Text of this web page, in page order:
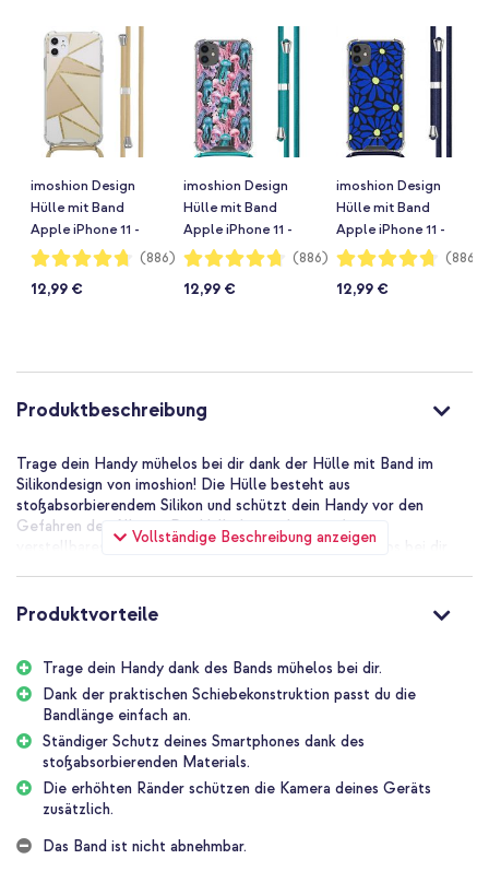
imoshion Design
Hülle mit Band
Apple iPhone 11 -
Beige Graphic
Bewertung:
94%
(886)
12,99 €
imoshion Design
Hülle mit Band
Apple iPhone 11 -
Jellyfish
Bewertung:
94%
(886)
12,99 €
imoshion Design
Hülle mit Band
Apple iPhone 11 -
Cobalt Blue Flowers
Bewertung:
94%
(886)
12,99 €
Produktbeschreibung
Vollständige Beschreibung anzeigen
Trage dein Handy mühelos bei dir dank der Hülle mit Band im
Silikondesign von imoshion! Die Hülle besteht aus
stoßabsorbierendem Silikon und schützt dein Handy vor den
Gefahren des Alltags. Die Hülle hat zudem ein festes
verstellbares Band. Damit trägst du dein Handy mühelos bei dir
besteht aus weichem festem Material. Damit trägst du dein Handy
komfortabel, ohne dass es dir weh tut. Mit der praktischen
Schiebekonstruktion passt du die Bandlänge einfach an. Mach das
Band lang, wenn du es quer über der Brust tragen willst, oder kurz,
wenn du es lieber ums Handgelenk trägst.
Stilvolles Design
Wenn du auf einem Festival tanzt, einen Tag am Strand genießt
oder die Hülle trägst, während du zu Hause beschäftigt bist:
Trage dein Smartphone als Accessoire, das sich sehen lassen kann.
Produktvorteile
Trage dein Handy dank des Bands mühelos bei dir.
Dank der praktischen Schiebekonstruktion passt du die
Bandlänge einfach an.
Ständiger Schutz deines Smartphones dank des
stoßabsorbierenden Materials.
Die erhöhten Ränder schützen die Kamera deines Geräts
zusätzlich.
Das Band ist nicht abnehmbar.